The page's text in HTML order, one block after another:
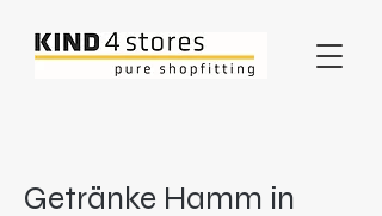
Getränke Hamm in